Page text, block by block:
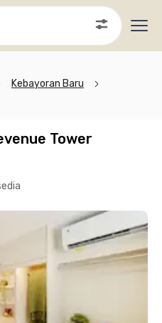
Kebayoran Baru
Tower